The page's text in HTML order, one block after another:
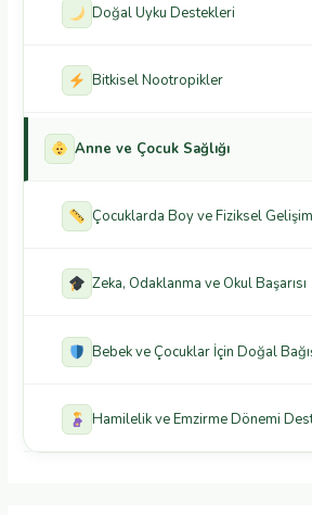
Doğal Uyku Destekleri
Bitkisel Nootropikler
Anne ve Çocuk Sağlığı
Çocuklarda Boy ve Fiziksel Gelişim
Zeka, Odaklanma ve Okul Başarısı
Bebek ve Çocuklar İçin Doğal
Hamilelik ve Emzirme Dönemi